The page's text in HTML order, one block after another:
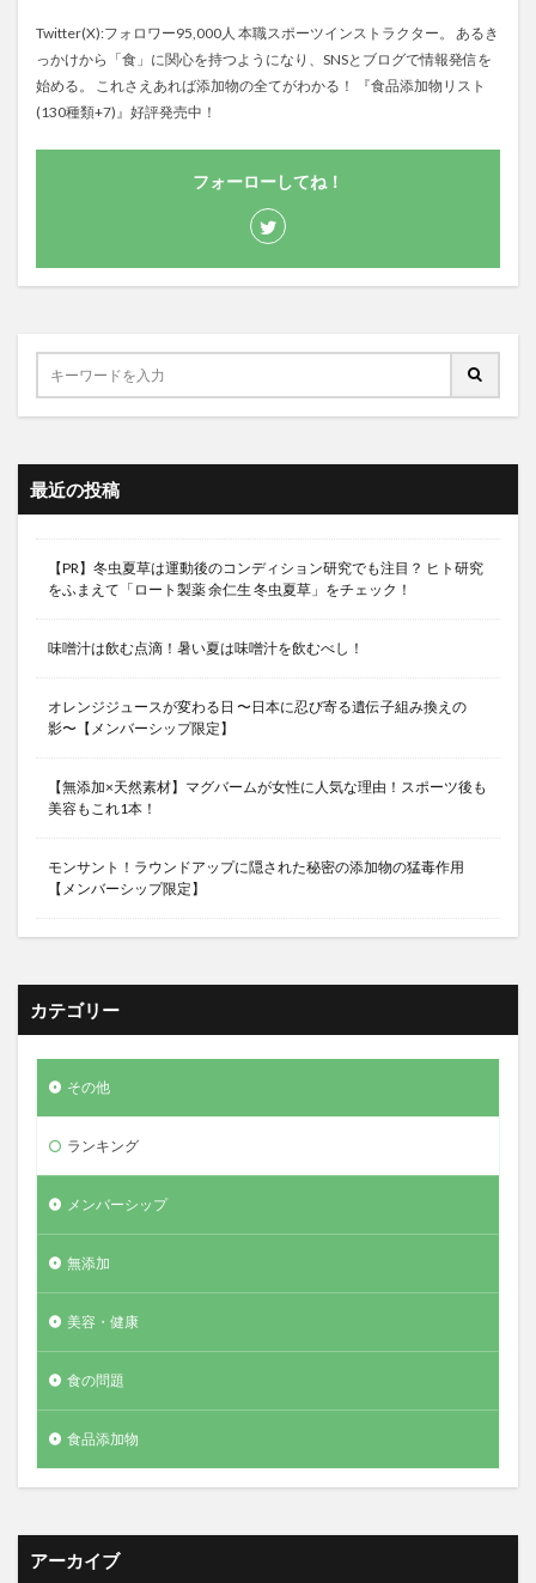
Twitter(X):フォロワー95,000人 本職スポーツインストラクター。 あるき
っかけから「食」に関心を持つようになり、SNSとブログで情報発信を
始める。 これさえあれば添加物の全てがわかる！ 『食品添加物リスト
(130種類+7)』好評発売中！
フォーローしてね！
最近の投稿
【PR】冬虫夏草は運動後のコンディション研究でも注目？ ヒト研究
をふまえて「ロート製薬 余仁生 冬虫夏草」をチェック！
味噌汁は飲む点滴！暑い夏は味噌汁を飲むべし！
オレンジジュースが変わる日 〜日本に忍び寄る遺伝子組み換えの
影〜【メンバーシップ限定】
【無添加×天然素材】マグバームが女性に人気な理由！スポーツ後も
美容もこれ1本！
モンサント！ラウンドアップに隠された秘密の添加物の猛毒作用
【メンバーシップ限定】
カテゴリー
その他
ランキング
メンバーシップ
無添加
美容・健康
食の問題
食品添加物
アーカイブ